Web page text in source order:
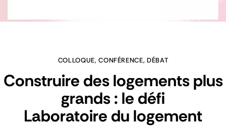
COLLOQUE, CONFÉRENCE, DÉBAT
Construire des logements plus
grands : le défi
Laboratoire du logement